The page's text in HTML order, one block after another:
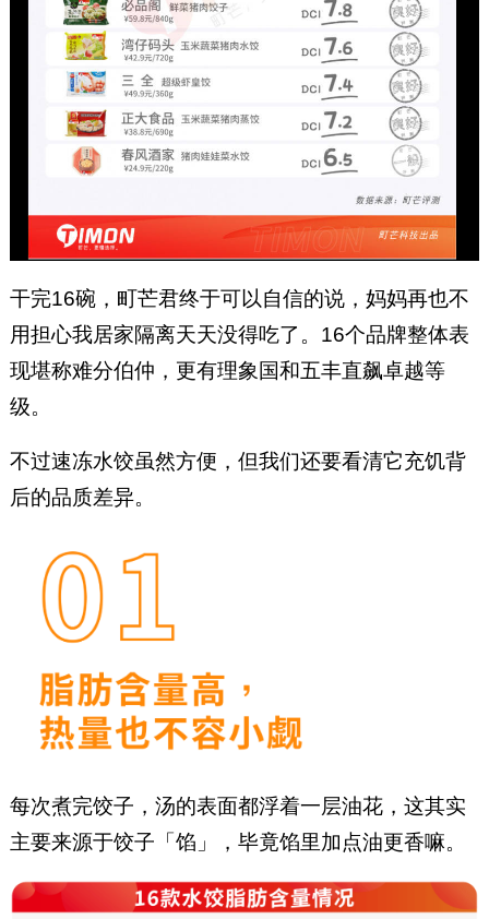
干完16碗，町芒君终于可以自信的说，妈妈再也不
用担心我居家隔离天天没得吃了。16个品牌整体表
现堪称难分伯仲，更有理象国和五丰直飙卓越等
级。
不过速冻水饺虽然方便，但我们还要看清它充饥背
后的品质差异。
每次煮完饺子，汤的表面都浮着一层油花，这其实
主要来源于饺子「馅」，毕竟馅里加点油更香嘛。